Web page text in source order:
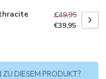
€49,95
€39,95
ZU DIESEM PRODUKT?